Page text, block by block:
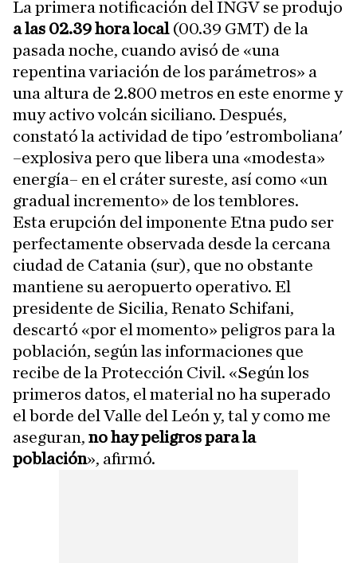
La primera notificación del INGV se produjo
a las 02.39 hora local (00.39 GMT) de la
pasada noche, cuando avisó de «una
repentina variación de los parámetros» a
una altura de 2.800 metros en este enorme y
muy activo volcán siciliano. Después,
constató la actividad de tipo 'estromboliana'
–explosiva pero que libera una «modesta»
energía– en el cráter sureste, así como «un
gradual incremento» de los temblores.
Esta erupción del imponente Etna pudo ser
perfectamente observada desde la cercana
ciudad de Catania (sur), que no obstante
mantiene su aeropuerto operativo. El
presidente de Sicilia, Renato Schifani,
descartó «por el momento» peligros para la
población, según las informaciones que
recibe de la Protección Civil. «Según los
primeros datos, el material no ha superado
el borde del Valle del León y, tal y como me
aseguran, no hay peligros para la
población», afirmó.